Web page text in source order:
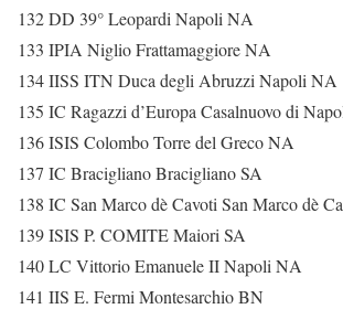
132 DD 39° Leopardi Napoli NA
133 IPIA Niglio Frattamaggiore NA
134 IISS ITN Duca degli Abruzzi Napoli NA
135 IC Ragazzi d’Europa Casalnuovo di
136 ISIS Colombo Torre del Greco NA
137 IC Bracigliano Bracigliano SA
138 IC San Marco dè Cavoti San Marco dè
139 ISIS P. COMITE Maiori SA
140 LC Vittorio Emanuele II Napoli NA
141 IIS E. Fermi Montesarchio BN